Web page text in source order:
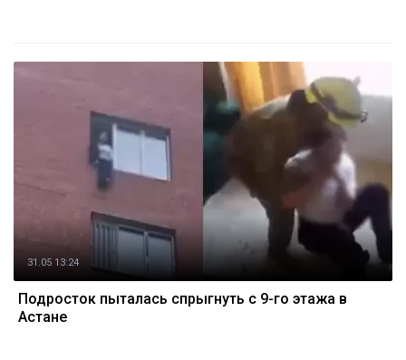
31.05 13:24
Подросток пыталась спрыгнуть с 9-го этажа в
Астане